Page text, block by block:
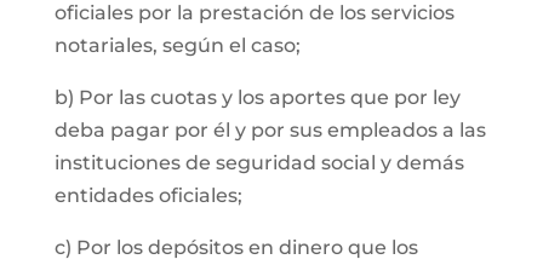
oficiales por la prestación de los servicios
notariales, según el caso;
b) Por las cuotas y los aportes que por ley
deba pagar por él y por sus empleados a las
instituciones de seguridad social y demás
entidades oficiales;
c) Por los depósitos en dinero que los